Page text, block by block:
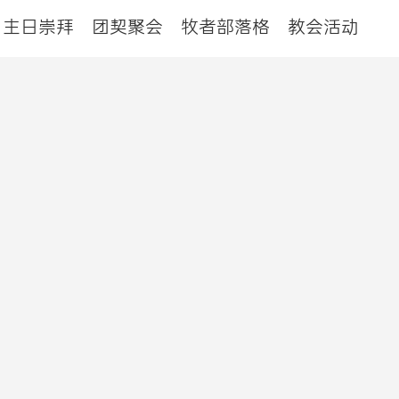
主日崇拜 团契聚会 牧者部落格 教会活动